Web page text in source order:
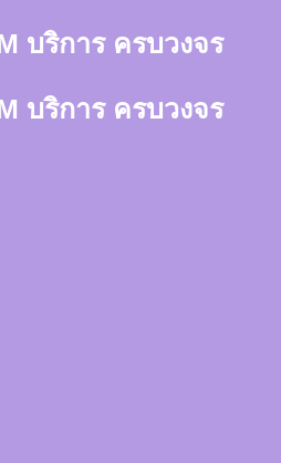
บริการ ครบวงจร
บริการ ครบวงจร